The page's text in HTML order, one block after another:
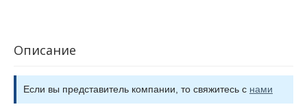
Описание
Если вы представитель компании, то свяжитесь с нами